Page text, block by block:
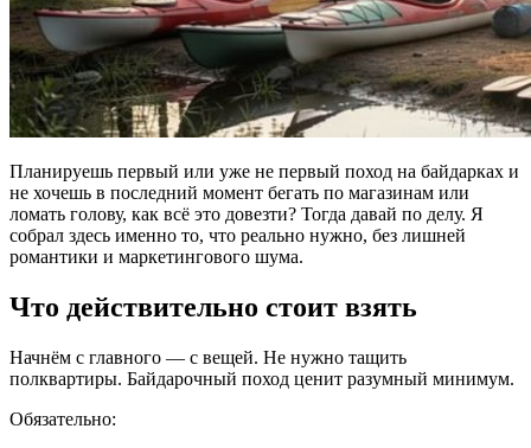
Планируешь первый или уже не первый поход на байдарках и
не хочешь в последний момент бегать по магазинам или
ломать голову, как всё это довезти? Тогда давай по делу. Я
собрал здесь именно то, что реально нужно, без лишней
романтики и маркетингового шума.
Что действительно стоит взять
Начнём с главного — с вещей. Не нужно тащить
полквартиры. Байдарочный поход ценит разумный минимум.
Обязательно: